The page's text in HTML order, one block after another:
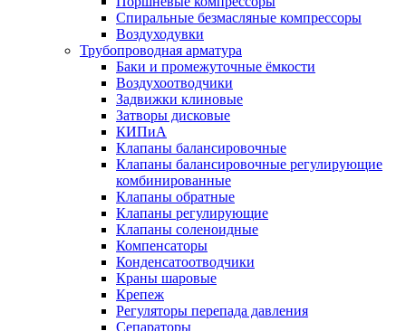
Спиральные безмасляные компрессоры
Воздуходувки
Трубопроводная арматура
Баки и промежуточные ёмкости
Воздухоотводчики
Задвижки клиновые
Затворы дисковые
КИПиА
Клапаны балансировочные
Клапаны балансировочные регулирующие
комбинированные
Клапаны обратные
Клапаны регулирующие
Клапаны соленоидные
Компенсаторы
Конденсатоотводчики
Краны шаровые
Крепеж
Регуляторы перепада давления
Сепараторы